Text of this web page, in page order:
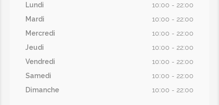
Lundi
10:00 - 22:00
Mardi
10:00 - 22:00
Mercredi
10:00 - 22:00
Jeudi
10:00 - 22:00
Vendredi
10:00 - 22:00
Samedi
10:00 - 22:00
Dimanche
10:00 - 22:00